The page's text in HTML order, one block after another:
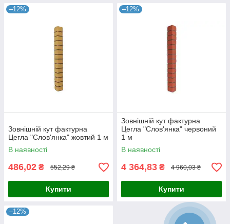
–12%
Зовнішній кут фактурна
Цегла "Слов'янка" жовтий 1 м
В наявності
486,02 ₴ 552,29 ₴
Купити
–12%
Зовнішній кут фактурна
Цегла "Слов'янка" червоний
1 м
В наявності
4 364,83 ₴ 4 960,03 ₴
Купити
–12%